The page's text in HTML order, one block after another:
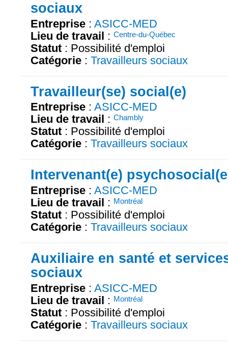
sociaux
Entreprise : ASICC-MED
Lieu de travail : Centre-du-Québec
Statut : Possibilité d'emploi
Catégorie : Travailleurs sociaux
Travailleur(se) social(e)
Entreprise : ASICC-MED
Lieu de travail : Chambly
Statut : Possibilité d'emploi
Catégorie : Travailleurs sociaux
Intervenant(e)
Entreprise : ASICC-MED
Lieu de travail : Montréal
Statut : Possibilité d'emploi
Catégorie : Travailleurs sociaux
Auxiliaire en santé et
sociaux
Entreprise : ASICC-MED
Lieu de travail : Montréal
Statut : Possibilité d'emploi
Catégorie : Travailleurs sociaux